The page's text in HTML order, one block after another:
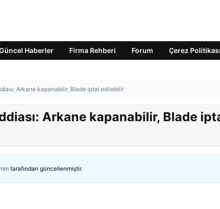
Haberler Firma Rehberi Forum Çerez Politikası
Arkane kapanabilir, Blade iptal edilebilir
Arkane kapanabilir, Blade
tarafından güncellenmiştir.